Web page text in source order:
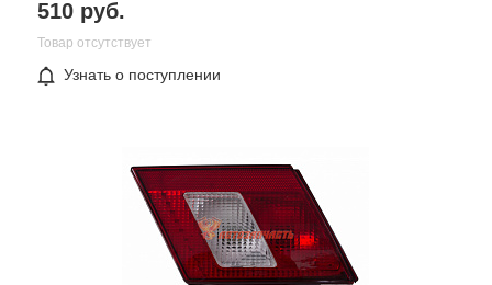
510 руб.
Товар отсутствует
Узнать о поступлении